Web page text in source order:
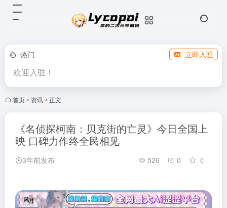
热门 立即入驻
欢迎入驻！
首页 • 资讯 • 正文
《名侦探柯南：贝克街的亡灵》今日全国上
映 口碑力作终全民相见
3年前发布 526 0 0